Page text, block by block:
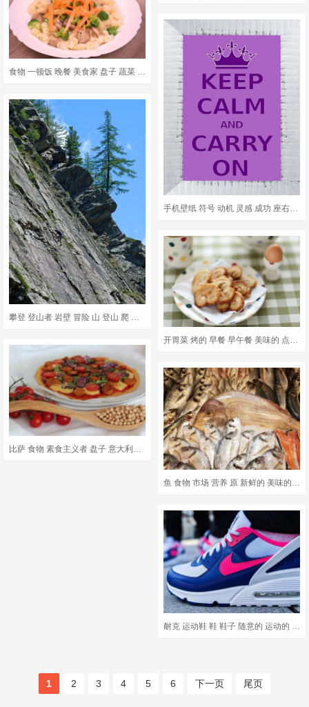
食物 一顿饭 晚餐 美食家 盘子 蔬菜 午餐 美味的 美食
攀登 登山者 岩壁 冒险 山 登山 爬 体育 垂直的 自然
手机壁纸 符号 动机 灵感 成功 座右铭 说 引用 积极的
鱼 食物 市场 营养 原 新鲜的 美味的 健康 鲑鱼 厨房
1 2 3 4 5 6 下一页 尾页